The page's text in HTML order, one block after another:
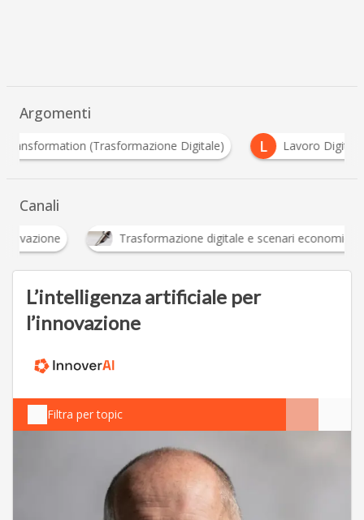
Argomenti
Digital Transformation (Trasformazione Digitale) L
Canali
Innovazione Trasformazione digitale e scenari
L’intelligenza artificiale per
l’innovazione
Filtra per topic